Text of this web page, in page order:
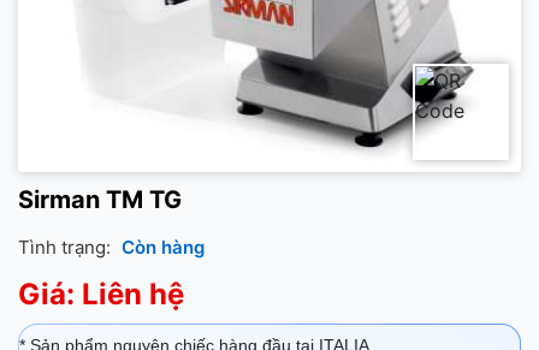
Sirman TM TG
Tình trạng: Còn hàng
Giá: Liên hệ
* Sản phẩm nguyên chiếc hàng đầu tại ITALIA